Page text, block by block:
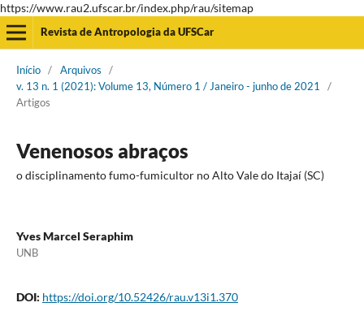
https://www.rau2.ufscar.br/index.php/rau/sitemap
Revista de Antropologia da UFSCar
Início / Arquivos
/
v. 13 n. 1 (2021): Volume 13, Número 1 / Janeiro - junho de 2021
/
Artigos
Venenosos abraços
o disciplinamento fumo-fumicultor no Alto Vale do Itajaí (SC)
Yves Marcel Seraphim
UNB
DOI: https://doi.org/10.52426/rau.v13i1.370